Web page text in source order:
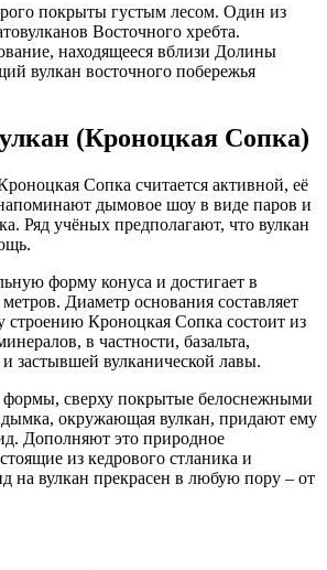
покрыты густым лесом. Один из
Восточного хребта.
находящееся вблизи Долины
вулкан восточного побережья
(Кроноцкая Сопка)
Сопка считается активной, её
дымовое шоу в виде паров и
Ряд учёных предполагают, что вулкан
форму конуса и достигает в
Диаметр основания составляет
строению Кроноцкая Сопка состоит из
в частности, базальта,
застывшей вулканической лавы.
сверху покрытые белоснежными
дымка, окружающая вулкан, придают ему
Дополняют это природное
из кедрового стланика и
на вулкан прекрасен в любую пору – от